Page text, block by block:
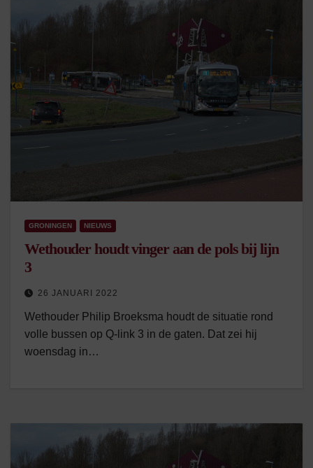
GRONINGEN NIEUWS
Wethouder houdt vinger aan de pols bij lijn
3
26 JANUARI 2022
Wethouder Philip Broeksma houdt de situatie rond
volle bussen op Q-link 3 in de gaten. Dat zei hij
woensdag in…